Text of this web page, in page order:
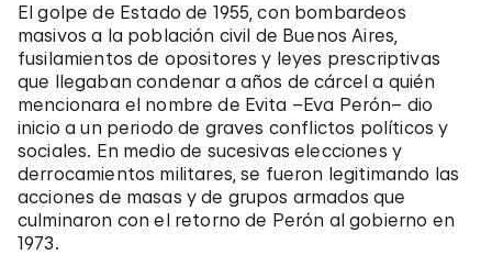
El golpe de Estado de 1955, con bombardeos
masivos a la población civil de Buenos Aires,
fusilamientos de opositores y leyes prescriptivas
que llegaban condenar a años de cárcel a quién
mencionara el nombre de Evita –Eva Perón– dio
inicio a un periodo de graves conflictos políticos y
sociales. En medio de sucesivas elecciones y
derrocamientos militares, se fueron legitimando las
acciones de masas y de grupos armados que
culminaron con el retorno de Perón al gobierno en
1973.